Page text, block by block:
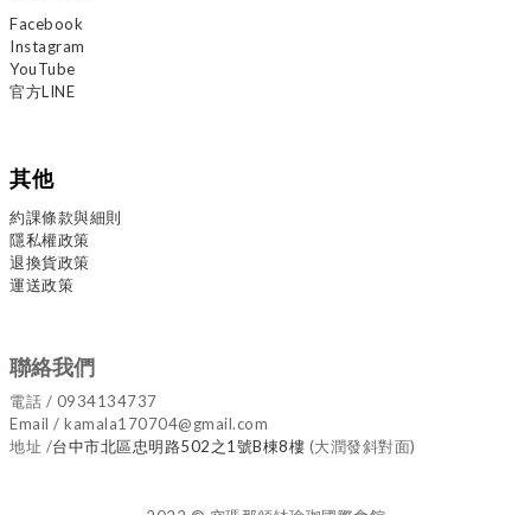
Facebook
Instagram
YouTube
官方LINE
其他
約課條款與細則
隱私權政策
退換貨政策
運送政策
聯絡我們
電話 / 0934134737
Email / kamala170704@gmail.com
地址 /台中市北區忠明路502之1號B棟8樓 (大潤發斜對面)